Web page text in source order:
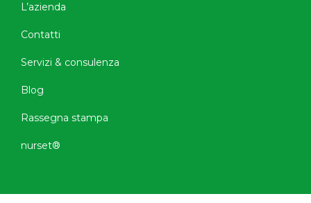
L’azienda
Contatti
Servizi & consulenza
Blog
Rassegna stampa
nurset®